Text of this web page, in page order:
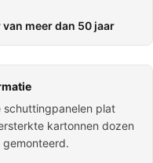
meer dan 50 jaar
schuttingpanelen plat
kartonnen dozen